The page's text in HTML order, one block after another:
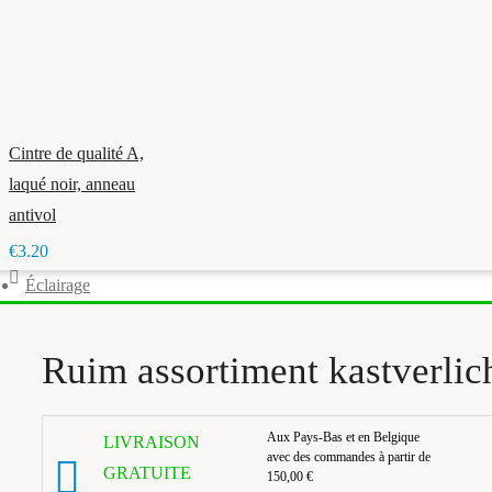
Éclairage
Cintre de qualité A,
laqué noir, anneau
antivol
€3.20
Ruim assortiment
LIVRAISON
GRATUITE
Aux Pays-Bas et en Belgique
avec des commandes à partir de
150,00 €